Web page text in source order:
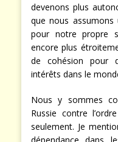
devenons plus
que nous assumons
pour notre propre
encore plus
de cohésion pour
intérêts dans le
Nous y sommes
Russie contre
seulement. Je